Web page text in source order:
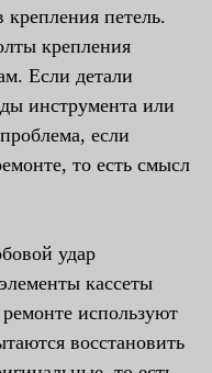
петель.
крепления
Если детали
инструмента или
если
то есть смысл
удар
кассеты
используют
восстановить